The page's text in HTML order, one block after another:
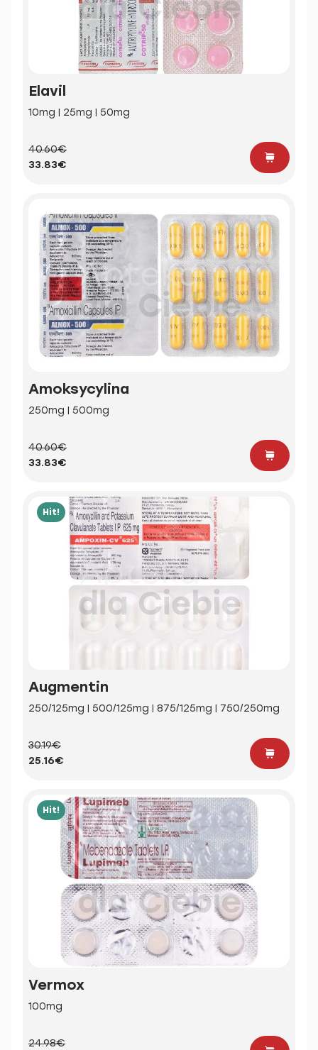
Elavil
10mg | 25mg | 50mg
40.60€
33.83€
Amoksycylina
250mg | 500mg
40.60€
33.83€
Hit!
Augmentin
250/125mg | 500/125mg | 875/125mg | 750/250mg
30.19€
25.16€
Hit!
Vermox
100mg
24.98€